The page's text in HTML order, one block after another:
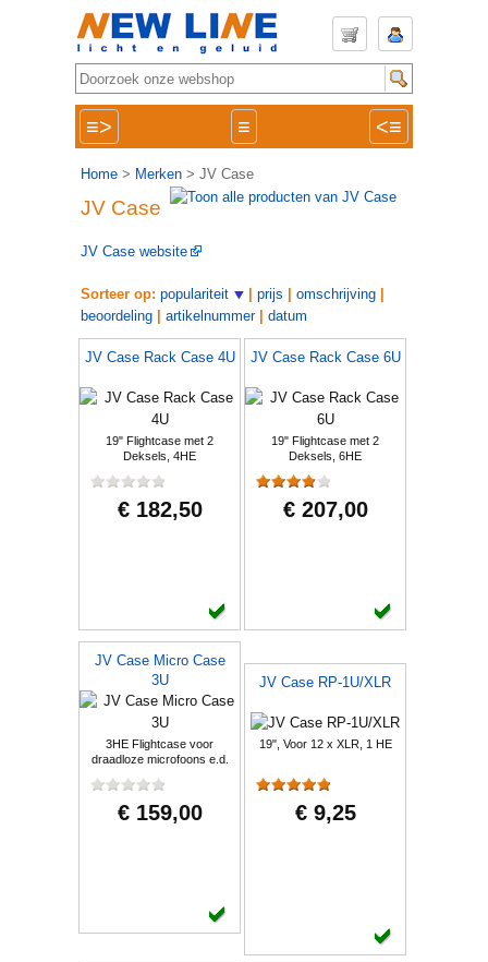
≡> ≡ <≡
Home > Merken > JV Case
JV Case
JV Case website
Sorteer op: populariteit prijs omschrijving
beoordeling
artikelnummer| datum
JV Case Rack Case 4U
19" Flightcase met 2
Deksels, 4HE
€ 182,50
JV Case Rack Case 6U
19" Flightcase met 2
Deksels, 6HE
€ 207,00
JV Case Micro Case
3U
3HE Flightcase voor
draadloze microfoons e.d.
€ 159,00
JV Case RP-1U/XLR
19", Voor 12 x XLR, 1 HE
€ 9,25